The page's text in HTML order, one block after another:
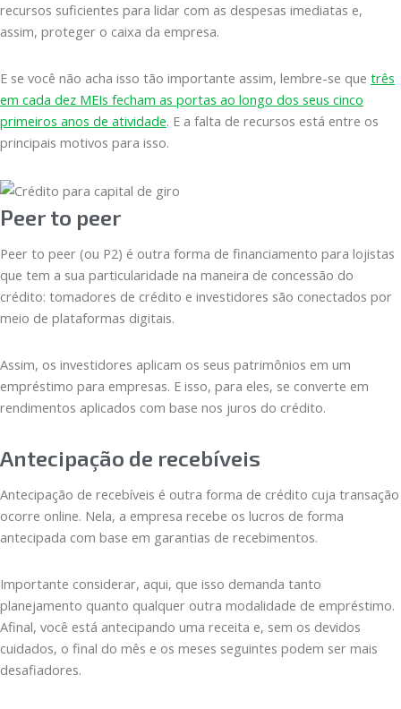
recursos suficientes para lidar com as despesas imediatas e,
assim, proteger o caixa da empresa.
E se você não acha isso tão importante assim, lembre-se que três
em cada dez MEIs fecham as portas ao longo dos seus cinco
primeiros anos de atividade. E a falta de recursos está entre os
principais motivos para isso.
Peer to peer
Peer to peer (ou P2) é outra forma de financiamento para lojistas
que tem a sua particularidade na maneira de concessão do
crédito: tomadores de crédito e investidores são conectados por
meio de plataformas digitais.
Assim, os investidores aplicam os seus patrimônios em um
empréstimo para empresas. E isso, para eles, se converte em
rendimentos aplicados com base nos juros do crédito.
Antecipação de recebíveis
Antecipação de recebíveis é outra forma de crédito cuja transação
ocorre online. Nela, a empresa recebe os lucros de forma
antecipada com base em garantias de recebimentos.
Importante considerar, aqui, que isso demanda tanto
planejamento quanto qualquer outra modalidade de empréstimo.
Afinal, você está antecipando uma receita e, sem os devidos
cuidados, o final do mês e os meses seguintes podem ser mais
desafiadores.